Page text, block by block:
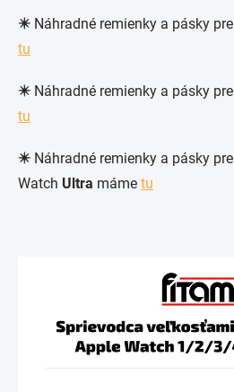
✴️ Náhradné remienky a pásky
tu
✴️ Náhradné remienky a pásky
tu
✴️ Náhradné remienky a pásky
Watch Ultra máme tu